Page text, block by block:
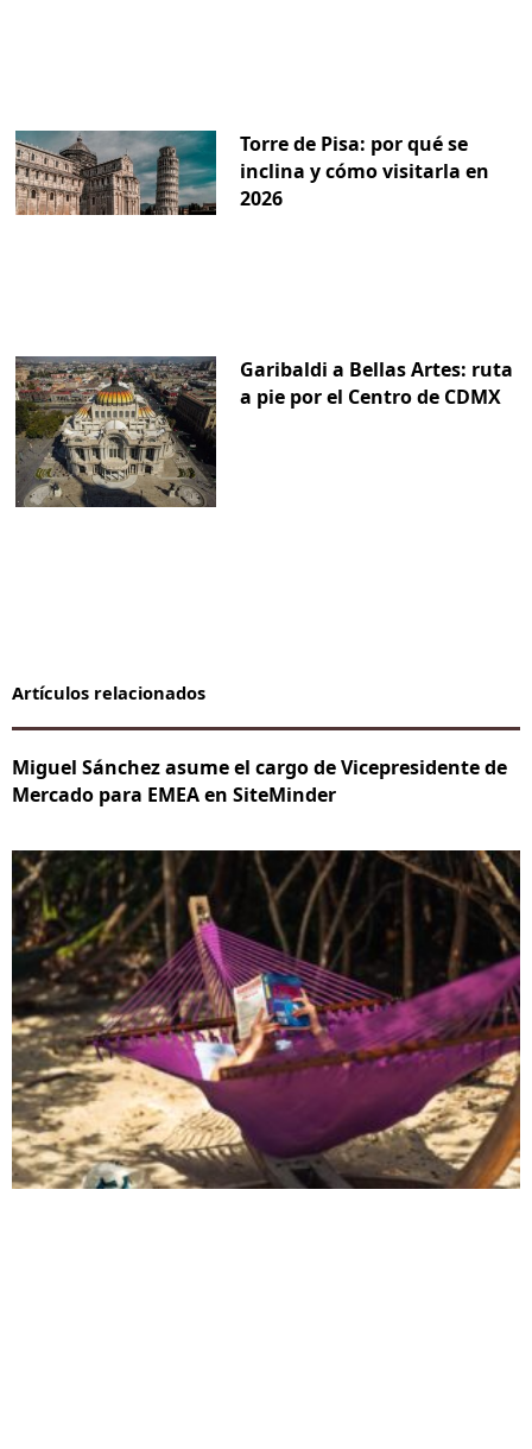
Torre de Pisa: por qué se
inclina y cómo visitarla en
2026
Garibaldi a Bellas Artes: ruta
a pie por el Centro de CDMX
Artículos relacionados
Miguel Sánchez asume el cargo de Vicepresidente de
Mercado para EMEA en SiteMinder